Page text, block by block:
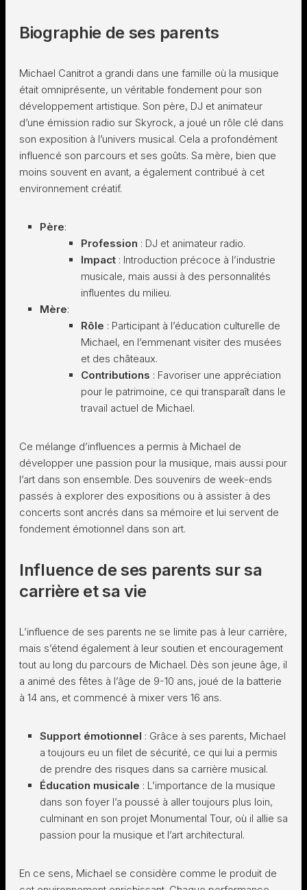
Biographie de ses parents
Michael Canitrot a grandi dans une famille où la musique
était omniprésente, un véritable fondement pour son
développement artistique. Son père, DJ et animateur
d’une émission radio sur Skyrock, a joué un rôle clé dans
son exposition à l’univers musical. Cela a profondément
influencé son parcours et ses goûts. Sa mère, bien que
moins souvent en avant, a également contribué à cet
environnement créatif.
Père:
Profession : DJ et animateur radio.
Impact : Introduction précoce à l’industrie
musicale, mais aussi à des personnalités
influentes du milieu.
Mère:
Rôle : Participant à l’éducation culturelle de
Michael, en l’emmenant visiter des musées
et des châteaux.
Contributions : Favoriser une appréciation
pour le patrimoine, ce qui transparaît dans le
travail actuel de Michael.
Ce mélange d’influences a permis à Michael de
développer une passion pour la musique, mais aussi pour
l’art dans son ensemble. Des souvenirs de week-ends
passés à explorer des expositions ou à assister à des
concerts sont ancrés dans sa mémoire et lui servent de
fondement émotionnel dans son art.
Influence de ses parents sur sa
carrière et sa vie
L’influence de ses parents ne se limite pas à leur carrière,
mais s’étend également à leur soutien et encouragement
tout au long du parcours de Michael. Dès son jeune âge, il
a animé des fêtes à l’âge de 9-10 ans, joué de la batterie
à 14 ans, et commencé à mixer vers 16 ans.
Support émotionnel : Grâce à ses parents, Michael
a toujours eu un filet de sécurité, ce qui lui a permis
de prendre des risques dans sa carrière musical.
Éducation musicale : L’importance de la musique
dans son foyer l’a poussé à aller toujours plus loin,
culminant en son projet Monumental Tour, où il allie sa
passion pour la musique et l’art architectural.
En ce sens, Michael se considère comme le produit de